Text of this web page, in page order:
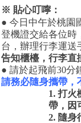
※ 貼心叮嚀：
● 今日中午於桃園
登機證交給各位時
台，辦理行李運送
告知櫃檯，行李直
● 請於起飛前30分
請務必隨身攜帶，
1. 打火
帶，因
2. 隨身